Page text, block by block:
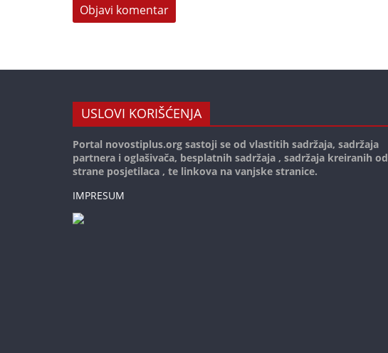
USLOVI KORIŠĆENJA
Portal novostiplus.org sastoji se od vlastitih sadržaja, sadržaja
partnera i oglašivača, besplatnih sadržaja , sadržaja kreiranih od
strane posjetilaca , te linkova na vanjske stranice.
IMPRESUM